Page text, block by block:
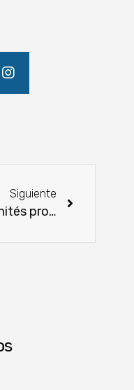
Siguiente
Comités producen hasta 2400 kilos de queso Paraguay por semana